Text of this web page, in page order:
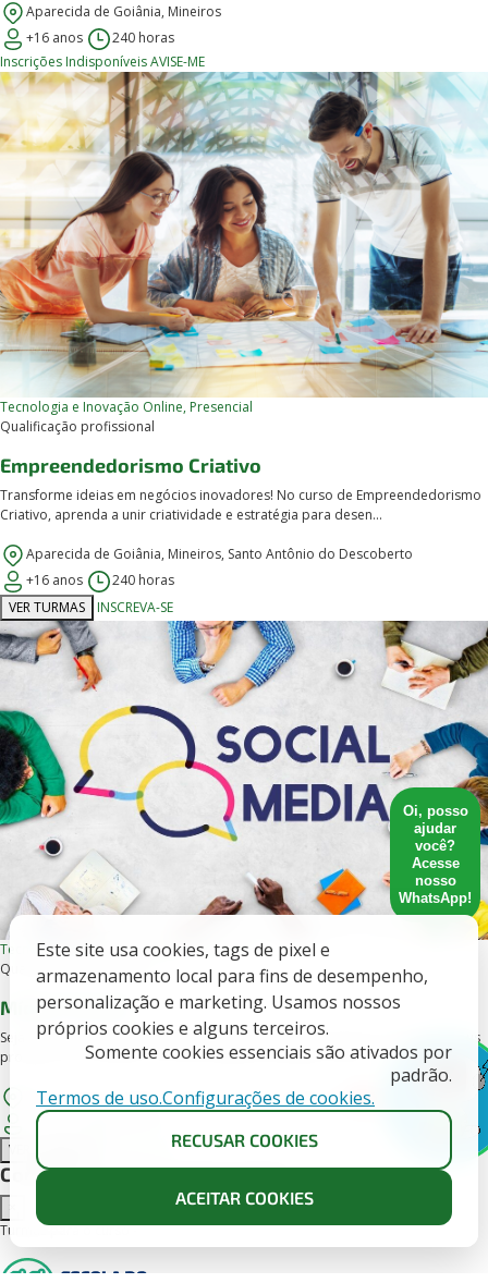
X
Oi, posso
ajudar
você?
Acesse
nosso
WhatsApp!
Este site usa cookies, tags de pixel e
armazenamento local para fins de desempenho,
personalização e marketing. Usamos nossos
próprios cookies e alguns terceiros.
Somente cookies essenciais são ativados por
padrão.
Termos de uso.Configurações de cookies.
RECUSAR COOKIES
ACEITAR COOKIES
Aparecida de Goiânia, Mineiros
+16 anos
240 horas
Inscrições IndisponíveisAVISE-ME
Tecnologia e Inovação Online, Presencial
Qualificação profissional
Empreendedorismo Criativo
Transforme ideias em negócios inovadores! No curso de Empreendedorismo
Criativo, aprenda a unir criatividade e estratégia para desen...
Aparecida de Goiânia, Mineiros, Santo Antônio do Descoberto
+16 anos
240 horas
VER TURMAS
INSCREVA-SE
Tecnologia e Inovação Online, Presencial
Qualificação profissional
Mídias Sociais
Seja um especialista em Redes Sociais! Use essa ferramenta para vender seus
produtos e se conectar com seus clientes da melhor forma...
Aparecida de Goiânia, Goiânia e mais 3 cidades disponíveis
+16 anos
VER TURMAS
INSCREVA-SE
Conheça as turmas disponíveis
Turmas para o curso -